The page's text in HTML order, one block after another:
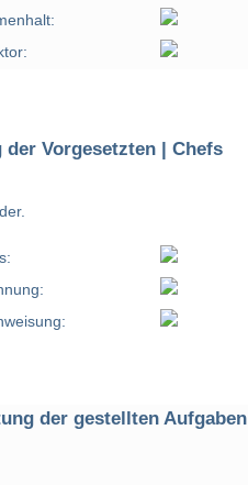
der Vorgesetzten | Chefs
der gestellten Aufgaben